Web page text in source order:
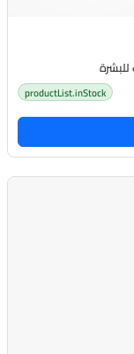
productList.inStock